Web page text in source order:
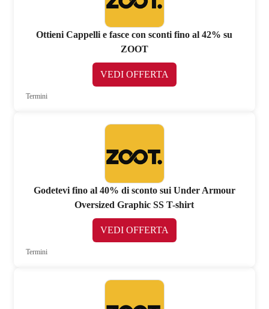
Ottieni Cappelli e fasce con sconti fino al 42% su
ZOOT
VEDI OFFERTA
Termini
Godetevi fino al 40% di sconto sui Under Armour
Oversized Graphic SS T-shirt
VEDI OFFERTA
Termini